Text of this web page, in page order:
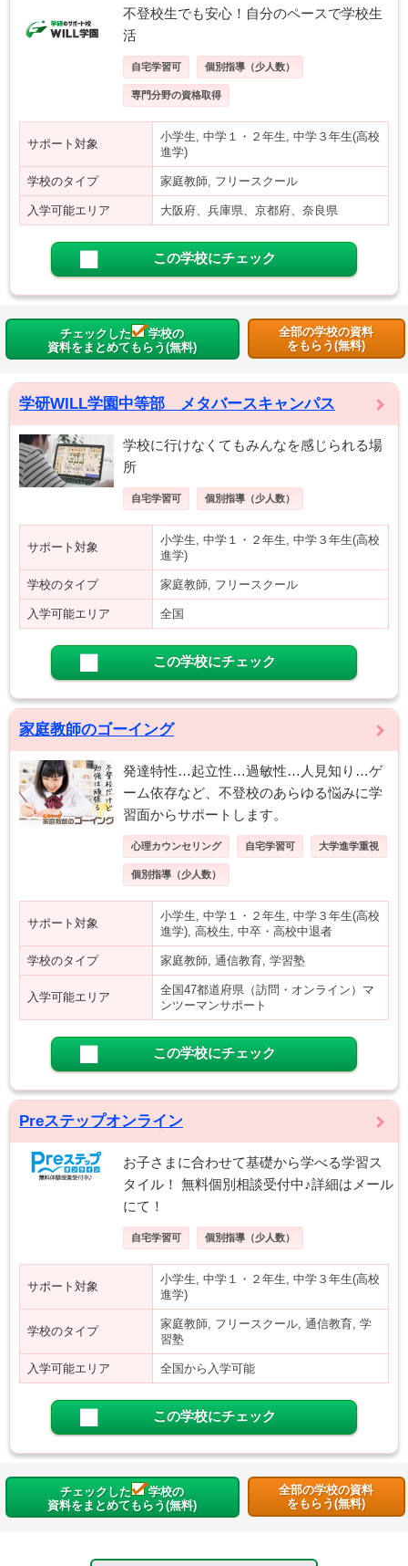
不登校生でも安心！自分のペースで学校生
活
自宅学習可 個別指導（少人数）
専門分野の資格取得
サポート対象
小学生, 中学１・２年生, 中学３年生(高校
進学)
学校のタイプ 家庭教師, フリースクール
入学可能エリア 大阪府、兵庫県、京都府、奈良県
この学校にチェック
チェックした
学校の
資料をまとめてもらう(無料)
全部の学校の資料
をもらう(無料)
学研WILL学園中等部 メタバースキャンパス
学校に行けなくてもみんなを感じられる場
所
自宅学習可 個別指導（少人数）
サポート対象
小学生, 中学１・２年生, 中学３年生(高校
進学)
学校のタイプ 家庭教師, フリースクール
入学可能エリア 全国
この学校にチェック
家庭教師のゴーイング
発達特性…起立性…過敏性…人見知り…ゲ
ーム依存など、不登校のあらゆる悩みに学
習面からサポートします。
心理カウンセリング 自宅学習可 大学進学重視
個別指導（少人数）
サポート対象
小学生, 中学１・２年生, 中学３年生(高校
進学), 高校生, 中卒・高校中退者
学校のタイプ 家庭教師, 通信教育, 学習塾
入学可能エリア
全国47都道府県（訪問・オンライン）マ
ンツーマンサポート
この学校にチェック
Preステップオンライン
お子さまに合わせて基礎から学べる学習ス
タイル！ 無料個別相談受付中♪詳細はメール
にて！
自宅学習可 個別指導（少人数）
サポート対象
小学生, 中学１・２年生, 中学３年生(高校
進学)
学校のタイプ
家庭教師, フリースクール, 通信教育, 学
習塾
入学可能エリア 全国から入学可能
この学校にチェック
チェックした
学校の
資料をまとめてもらう(無料)
全部の学校の資料
をもらう(無料)